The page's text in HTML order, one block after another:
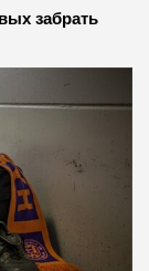
забрать